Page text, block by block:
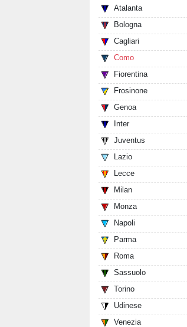
Atalanta
Bologna
Cagliari
Como
Fiorentina
Frosinone
Genoa
Inter
Juventus
Lazio
Lecce
Milan
Monza
Napoli
Parma
Roma
Sassuolo
Torino
Udinese
Venezia